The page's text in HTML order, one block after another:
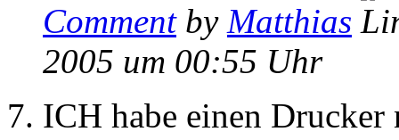
Commentby Matthias
2005 um 00:55 Uhr
ICH habe einen